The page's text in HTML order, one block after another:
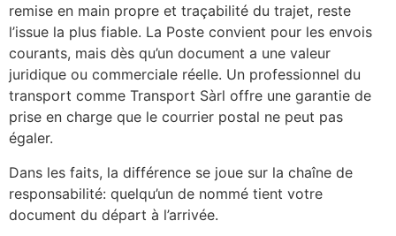
remise en main propre et traçabilité du trajet, reste
l’issue la plus fiable. La Poste convient pour les envois
courants, mais dès qu’un document a une valeur
juridique ou commerciale réelle. Un professionnel du
transport comme Transport Sàrl offre une garantie de
prise en charge que le courrier postal ne peut pas
égaler.
Dans les faits, la différence se joue sur la chaîne de
responsabilité: quelqu’un de nommé tient votre
document du départ à l’arrivée.